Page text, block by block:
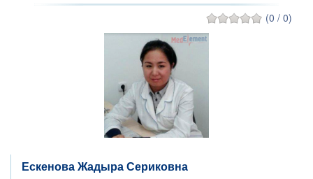
(0 / 0)
Ескенова Жадыра Сериковна